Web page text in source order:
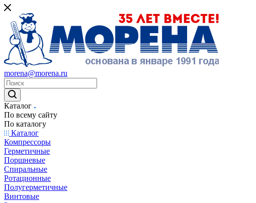
morena@morena.ru
Каталог
По всему сайту
По каталогу
Каталог
Компрессоры
Герметичные
Поршневые
Спиральные
Ротационные
Полугерметичные
Винтовые